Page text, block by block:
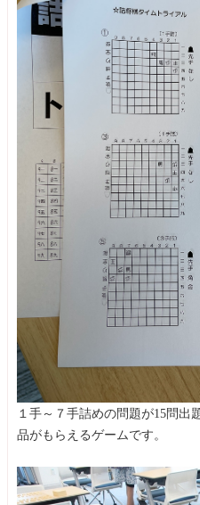
１手～７手詰めの問題が15問出
品がもらえるゲームです。